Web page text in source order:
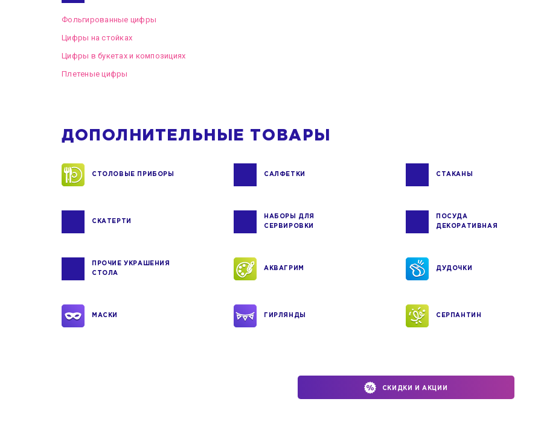
Фольгированные цифры
Цифры на стойках
Цифры в букетах и композициях
Плетеные цифры
ДОПОЛНИТЕЛЬНЫЕ ТОВАРЫ
СТОЛОВЫЕ ПРИБОРЫ САЛФЕТКИ СТАКАНЫ
СКАТЕРТИ
НАБОРЫ ДЛЯ
СЕРВИРОВКИ
ПОСУДА
ДЕКОРАТИВНАЯ
ПРОЧИЕ УКРАШЕНИЯ
СТОЛА
АКВАГРИМ ДУДОЧКИ
МАСКИ ГИРЛЯНДЫ СЕРПАНТИН
СКИДКИ И АКЦИИ